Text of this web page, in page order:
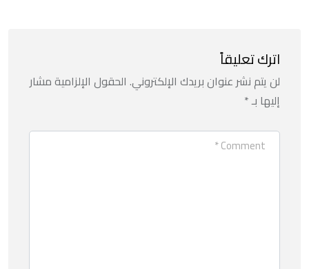
اترك تعليقاً
لن يتم نشر عنوان بريدك الإلكتروني. الحقول الإلزامية مشار
إليها بـ*